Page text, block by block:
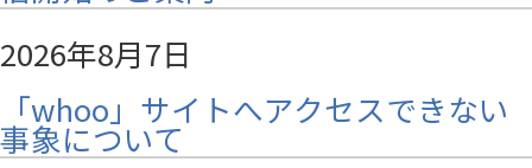
2026年8月7日
「whoo」サイトへアクセスできない
事象について